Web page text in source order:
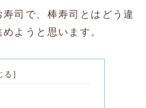
司で、棒寿司とはどう違
ようと思います。